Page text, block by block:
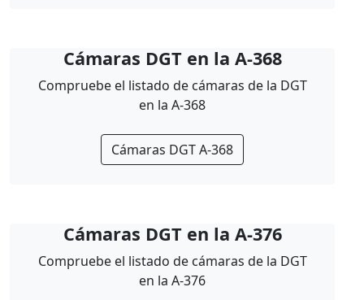
Cámaras DGT en la A-368
Compruebe el listado de cámaras de la DGT
en la A-368
Cámaras DGT A-368
Cámaras DGT en la A-376
Compruebe el listado de cámaras de la DGT
en la A-376